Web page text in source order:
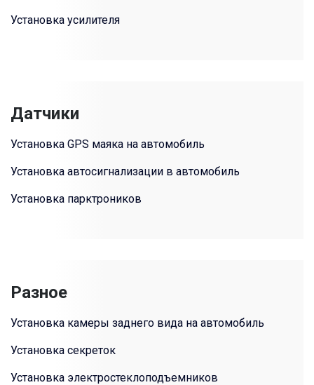
Установка усилителя
Датчики
Установка GPS маяка на автомобиль
Установка автосигнализации в автомобиль
Установка парктроников
Разное
Установка камеры заднего вида на автомобиль
Установка секреток
Установка электростеклоподъемников